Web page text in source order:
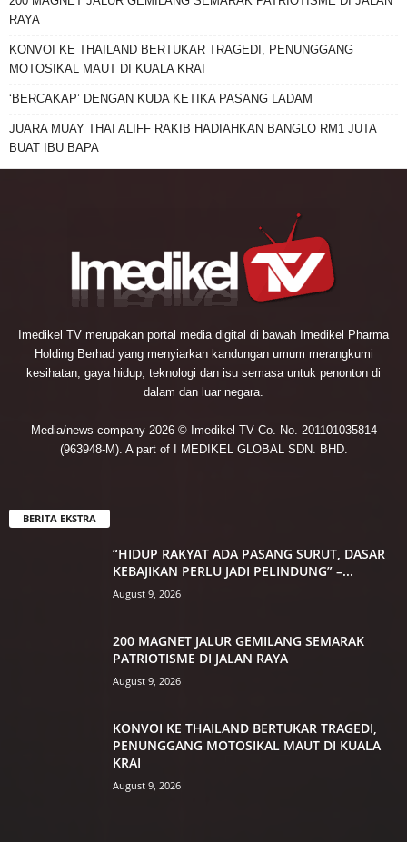
RAYA
KONVOI KE THAILAND BERTUKAR TRAGEDI, PENUNGGANG
MOTOSIKAL MAUT DI KUALA KRAI
‘BERCAKAP’ DENGAN KUDA KETIKA PASANG LADAM
JUARA MUAY THAI ALIFF RAKIB HADIAHKAN BANGLO RM1 JUTA
BUAT IBU BAPA
Imedikel TV merupakan portal media digital di bawah Imedikel Pharma
Holding Berhad yang menyiarkan kandungan umum merangkumi
kesihatan, gaya hidup, teknologi dan isu semasa untuk penonton di
dalam dan luar negara.
Media/news company 2026 © Imedikel TV Co. No. 201101035814
(963948-M). A part of I MEDIKEL GLOBAL SDN. BHD.
BERITA EKSTRA
“HIDUP RAKYAT ADA PASANG SURUT, DASAR
KEBAJIKAN PERLU JADI PELINDUNG” –...
August 9, 2026
200 MAGNET JALUR GEMILANG SEMARAK
PATRIOTISME DI JALAN RAYA
August 9, 2026
KONVOI KE THAILAND BERTUKAR TRAGEDI,
PENUNGGANG MOTOSIKAL MAUT DI KUALA
KRAI
August 9, 2026